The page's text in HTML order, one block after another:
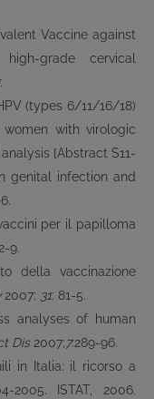
Vaccine against
grade cervical
(types 6/11/16/18)
with virologic
[Abstract S11-
genital infection and
per il papilloma
9.
della vaccinazione
2007; 31: 81-5.
analyses of human
Dis2007;7:289-96.
in Italia: il ricorso a
2005. ISTAT, 2006.